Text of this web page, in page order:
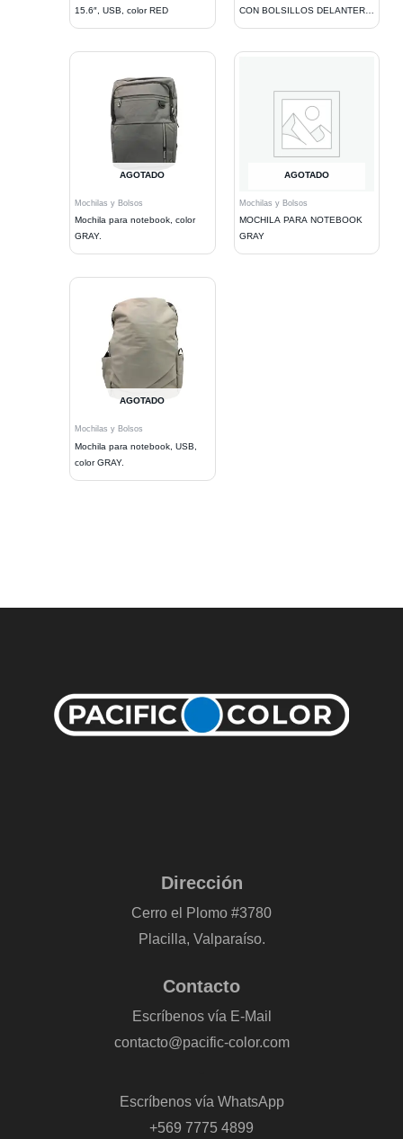
15.6″, USB, color RED
CON BOLSILLOS DELANTERO
BLUE
AGOTADO
Mochilas y Bolsos
Mochila para notebook, color
GRAY.
AGOTADO
Mochilas y Bolsos
MOCHILA PARA NOTEBOOK
GRAY
AGOTADO
Mochilas y Bolsos
Mochila para notebook, USB,
color GRAY.
Dirección
Cerro el Plomo #3780
Placilla, Valparaíso.
Contacto
Escríbenos vía E-Mail
contacto@pacific-color.com
Escríbenos vía WhatsApp
+569 7775 4899